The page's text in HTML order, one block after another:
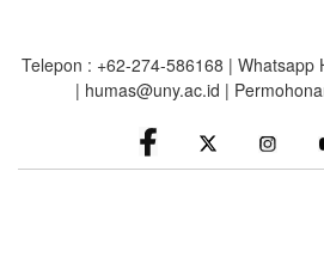
main
Telepon : +62-274-586168 | Whatsapp
| humas@uny.ac.id |
facebook